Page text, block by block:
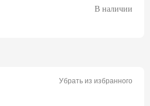
В наличии
Убрать из избранного